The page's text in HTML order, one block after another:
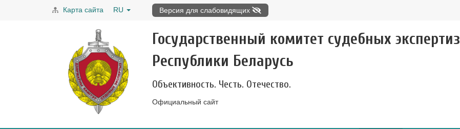
Карта сайта RU Версия для слабовидящих
Государственный комитет судебных экспертиз
Республики Беларусь
Объективность. Честь. Отечество.
Официальный сайт